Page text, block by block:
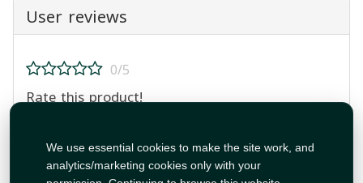
We use essential cookies to make the site work, and
analytics/marketing cookies only with your
User reviews
0/5
Rate this product!